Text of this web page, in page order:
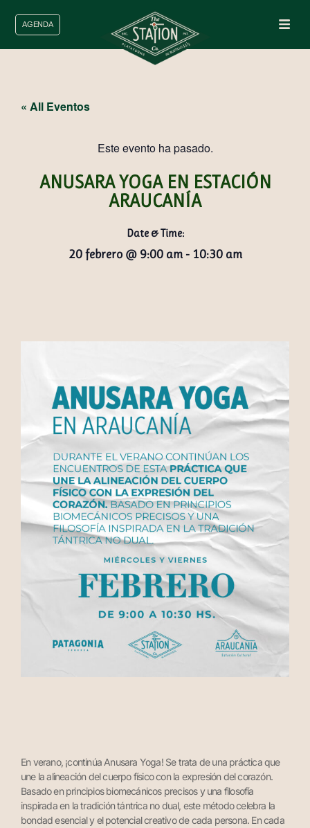
AGENDA
« All Eventos
Este evento ha pasado.
ANUSARA YOGA EN ESTACIÓN
ARAUCANÍA
Date & Time:
20 febrero @ 9:00 am - 10:30 am
En verano, ¡continúa Anusara Yoga! Se trata de una práctica que
une la alineación del cuerpo físico con la expresión del corazón.
Basado en principios biomecánicos precisos y una filosofía
inspirada en la tradición tántrica no dual, este método celebra la
bondad esencial y el potencial creativo de cada persona. En cada